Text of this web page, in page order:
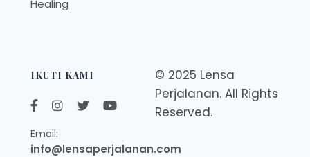
Healing
IKUTI KAMI
Email:
info@lensaperjalanan.com
© 2025 Lensa
Perjalanan. All Rights
Reserved.